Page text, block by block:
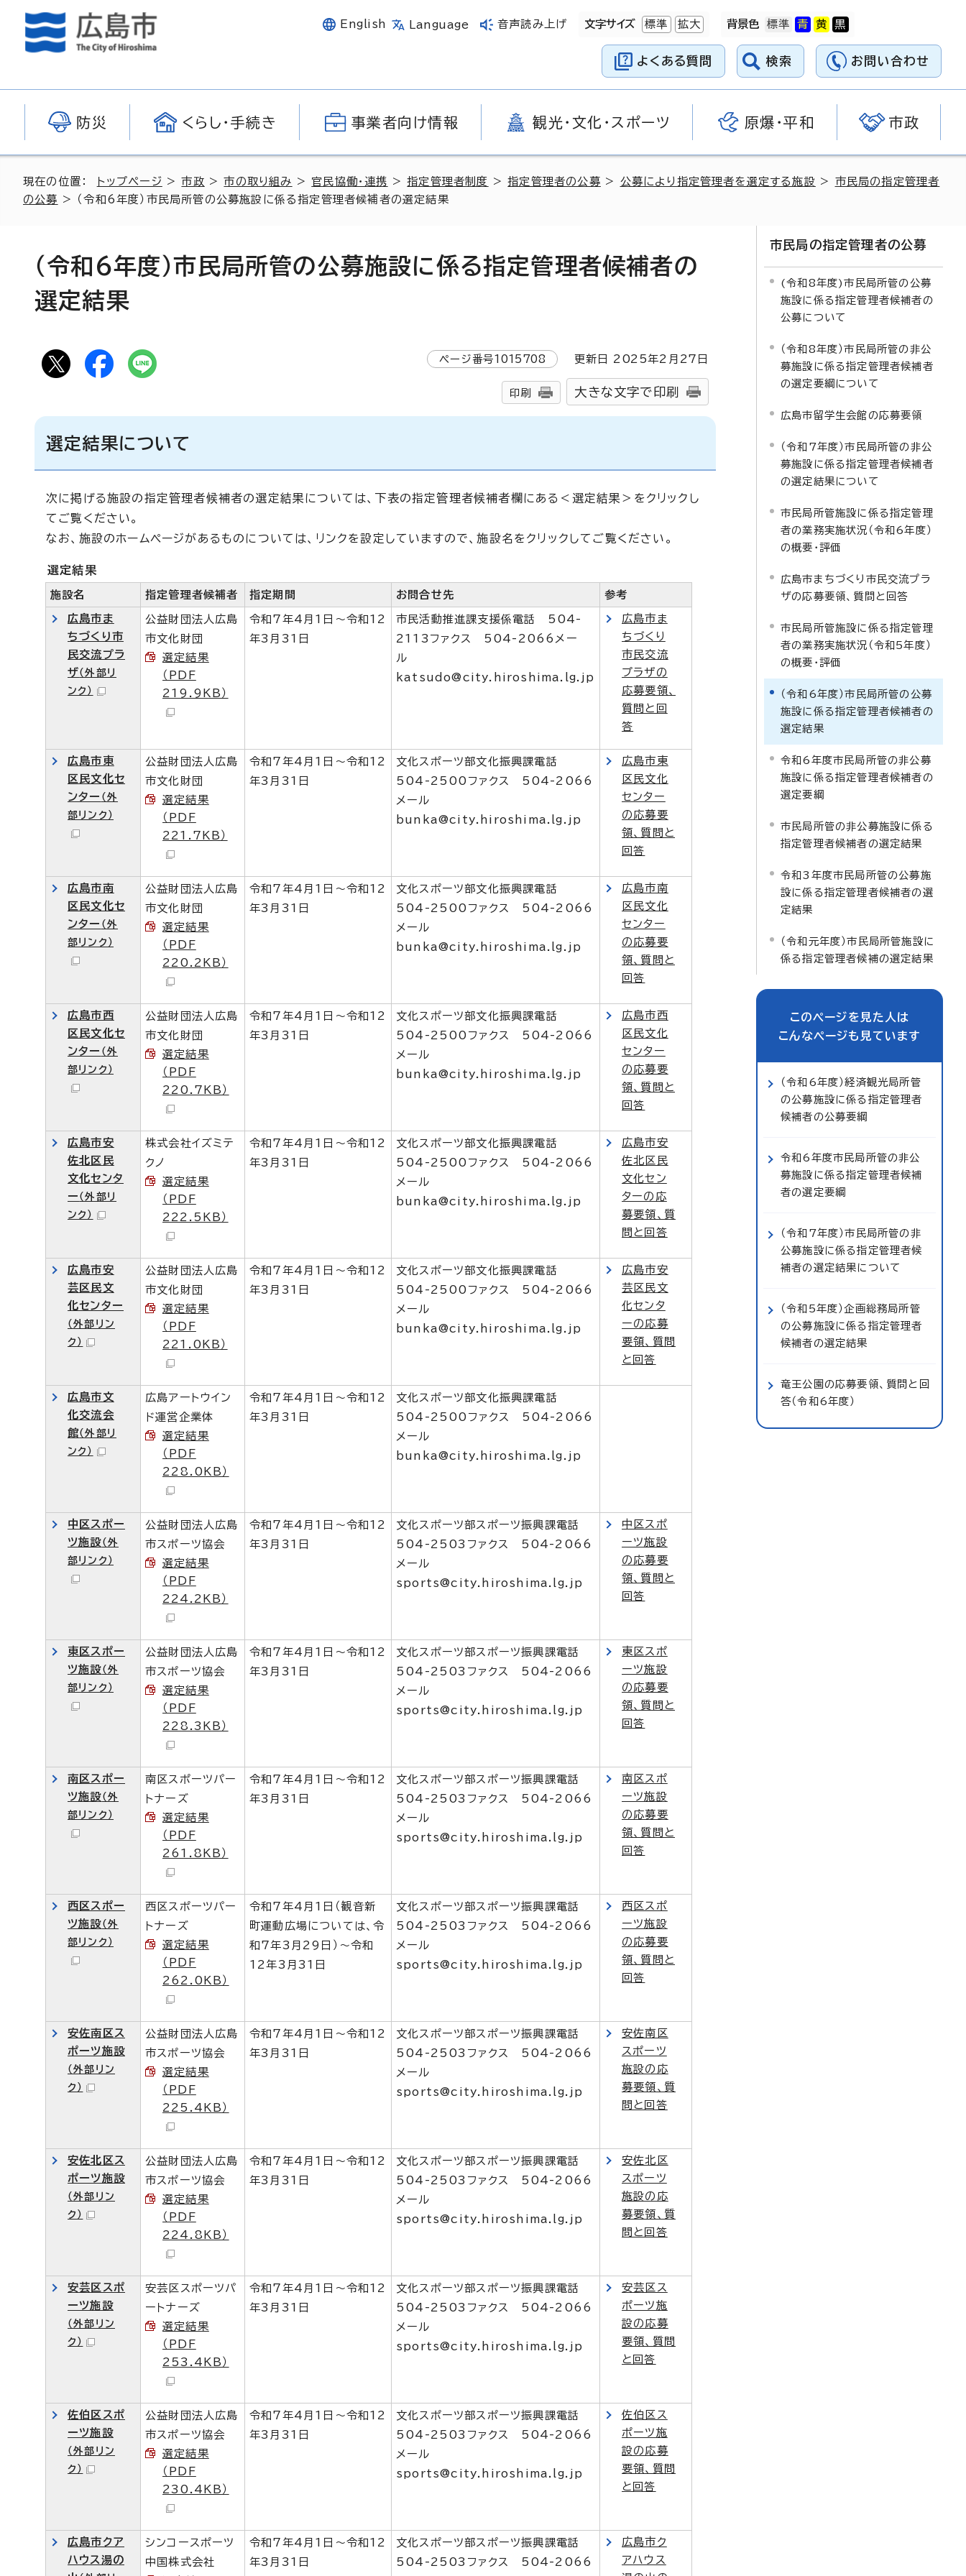
English Language 音声読み上げ 文字サイズ 標準 拡大 背景色
よくある質問 検索 お問い合わせ
防災 くらし・手続き 事業者向け情報 観光・文化・スポーツ 原爆・平和 市政
現在の位置： トップページ >市政 >市の取り組み > 官民協働・連携 >指定管理者制度 >指定管理者の公募 > 公募により指定管理者を選定する施設 > 市民局の指定管理者
の公募 > （令和6年度）市民局所管の公募施設に係る指定管理者候補者の選定結果
（令和6年度）市民局所管の公募施設に係る指定管理者候補者の
選定結果
ページ番号1015708 更新日 2025年2月 27 日
印刷 大きな文字で印刷
選定結果について
次に掲げる施設の指定管理者候補者の選定結果については、下表の指定管理者候補者欄にある＜選定結果＞をクリックし
てご覧ください。
なお、施設のホームページがあるものについては、リンクを設定していますので、施設名をクリックしてご覧ください。
選定結果
施設名 指定管理者候補者 指定期間 お問合せ先 参考
広島市ま
ちづくり市
民交流プラ
ザ（外部リ
ンク）
公益財団法人広島
市文化財団
選定結果
（PDF
219.9KB）
令和7年4月1日～令和12
年3月31日
市民活動推進課支援係電話 504-
2113ファクス 504-2066メー
ル
katsudo@city.hiroshima.lg.jp
広島市ま
ちづくり
市民交流
プラザの
応募要領、
質問と回
答
広島市東
区民文化セ
ンター （外
部リンク）
公益財団法人広島
市文化財団
選定結果
（PDF
221.7KB）
令和7年4月1日～令和12
年3月31日
文化スポーツ部文化振興課電話
504-2500ファクス 504-2066
メール
bunka@city.hiroshima.lg.jp
広島市東
区民文化
センター
の応募要
領、質問と
回答
広島市南
区民文化セ
ンター （外
部リンク）
公益財団法人広島
市文化財団
選定結果
（PDF
220.2KB）
令和7年4月1日～令和12
年3月31日
文化スポーツ部文化振興課電話
504-2500ファクス 504-2066
メール
bunka@city.hiroshima.lg.jp
広島市南
区民文化
センター
の応募要
領、質問と
回答
広島市西
区民文化セ
ンター （外
部リンク）
公益財団法人広島
市文化財団
選定結果
（PDF
220.7KB）
令和7年4月1日～令和12
年3月31日
文化スポーツ部文化振興課電話
504-2500ファクス 504-2066
メール
bunka@city.hiroshima.lg.jp
広島市西
区民文化
センター
の応募要
領、質問と
回答
広島市安
佐北区民
文化センタ
ー （外部リ
ンク）
株式会社イズミテ
クノ
選定結果
（PDF
222.5KB）
令和7年4月1日～令和12
年3月31日
文化スポーツ部文化振興課電話
504-2500ファクス 504-2066
メール
bunka@city.hiroshima.lg.jp
広島市安
佐北区民
文化セン
ターの応
募要領、質
問と回答
広島市安
芸区民文
化センター
（外部リン
ク）
公益財団法人広島
市文化財団
選定結果
（PDF
221.0KB）
令和7年4月1日～令和12
年3月31日
文化スポーツ部文化振興課電話
504-2500ファクス 504-2066
メール
bunka@city.hiroshima.lg.jp
広島市安
芸区民文
化センタ
ーの応募
要領、質問
と回答
広島市文
化交流会
館（外部リ
ンク）
広島アートウイン
ド運営企業体
選定結果
（PDF
228.0KB）
令和7年4月1日～令和12
年3月31日
文化スポーツ部文化振興課電話
504-2500ファクス 504-2066
メール
bunka@city.hiroshima.lg.jp
中区スポー
ツ施設（外
部リンク）
公益財団法人広島
市スポーツ協会
選定結果
（PDF
224.2KB）
令和7年4月1日～令和12
年3月31日
文化スポーツ部スポーツ振興課電話
504-2503ファクス 504-2066
メール
sports@city.hiroshima.lg.jp
中区スポ
ーツ施設
の応募要
領、質問と
回答
東区スポー
ツ施設（外
部リンク）
公益財団法人広島
市スポーツ協会
選定結果
（PDF
228.3KB）
令和7年4月1日～令和12
年3月31日
文化スポーツ部スポーツ振興課電話
504-2503ファクス 504-2066
メール
sports@city.hiroshima.lg.jp
東区スポ
ーツ施設
の応募要
領、質問と
回答
南区スポー
ツ施設（外
部リンク）
南区スポーツパー
トナーズ
選定結果
（PDF
261.8KB）
令和7年4月1日～令和12
年3月31日
文化スポーツ部スポーツ振興課電話
504-2503ファクス 504-2066
メール
sports@city.hiroshima.lg.jp
南区スポ
ーツ施設
の応募要
領、質問と
回答
西区スポー
ツ施設（外
部リンク）
西区スポーツパー
トナーズ
選定結果
（PDF
262.0KB）
令和7年4月1日（観音新
町運動広場については、令
和7年3月29日）～令和
12年3月31日
文化スポーツ部スポーツ振興課電話
504-2503ファクス 504-2066
メール
sports@city.hiroshima.lg.jp
西区スポ
ーツ施設
の応募要
領、質問と
回答
安佐南区ス
ポーツ施設
（外部リン
ク）
公益財団法人広島
市スポーツ協会
選定結果
（PDF
225.4KB）
令和7年4月1日～令和12
年3月31日
文化スポーツ部スポーツ振興課電話
504-2503ファクス 504-2066
メール
sports@city.hiroshima.lg.jp
安佐南区
スポーツ
施設の応
募要領、質
問と回答
安佐北区ス
ポーツ施設
（外部リン
ク）
公益財団法人広島
市スポーツ協会
選定結果
（PDF
224.8KB）
令和7年4月1日～令和12
年3月31日
文化スポーツ部スポーツ振興課電話
504-2503ファクス 504-2066
メール
sports@city.hiroshima.lg.jp
安佐北区
スポーツ
施設の応
募要領、質
問と回答
安芸区スポ
ーツ施設
（外部リン
ク）
安芸区スポーツパ
ートナーズ
選定結果
（PDF
253.4KB）
令和7年4月1日～令和12
年3月31日
文化スポーツ部スポーツ振興課電話
504-2503ファクス 504-2066
メール
sports@city.hiroshima.lg.jp
安芸区ス
ポーツ施
設の応募
要領、質問
と回答
佐伯区スポ
ーツ施設
（外部リン
ク）
公益財団法人広島
市スポーツ協会
選定結果
（PDF
230.4KB）
令和7年4月1日～令和12
年3月31日
文化スポーツ部スポーツ振興課電話
504-2503ファクス 504-2066
メール
sports@city.hiroshima.lg.jp
佐伯区ス
ポーツ施
設の応募
要領、質問
と回答
広島市クア
ハウス湯の
シンコースポーツ
中国株式会社
令和7年4月1日～令和12
年3月31日
文化スポーツ部スポーツ振興課電話
504-2503ファクス 504-2066
広島市ク
アハウス
市民局の指定管理者の公募
(令和8年度)市民局所管の公募
施設に係る指定管理者候補者の
公募について
（令和8年度）市民局所管の非公
募施設に係る指定管理者候補者
の選定要綱について
広島市留学生会館の応募要領
（令和7年度）市民局所管の非公
募施設に係る指定管理者候補者
の選定結果について
市民局所管施設に係る指定管理
者の業務実施状況（令和6年度）
の概要・評価
広島市まちづくり市民交流プラ
ザの応募要領、質問と回答
市民局所管施設に係る指定管理
者の業務実施状況（令和5年度）
の概要・評価
（令和6年度）市民局所管の公募
施設に係る指定管理者候補者の
選定結果
令和6年度市民局所管の非公募
施設に係る指定管理者候補者の
選定要綱
市民局所管の非公募施設に係る
指定管理者候補者の選定結果
令和3年度市民局所管の公募施
設に係る指定管理者候補者の選
定結果
（令和元年度）市民局所管施設に
係る指定管理者候補の選定結果
このページを見た人は
こんなページも見ています
（令和6年度）経済観光局所管
の公募施設に係る指定管理者
候補者の公募要綱
令和6年度市民局所管の非公
募施設に係る指定管理者候補
者の選定要綱
（令和7年度）市民局所管の非
公募施設に係る指定管理者候
補者の選定結果について
（令和5年度）企画総務局所管
の公募施設に係る指定管理者
候補者の選定結果
竜王公園の応募要領、質問と回
答（令和6年度）